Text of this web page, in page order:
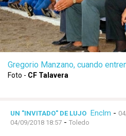
Gregorio Manzano, cuando
Foto - CF Talavera
UN "INVITADO" DE LUJO Enclm -
04/09/2018 18:57 - Toledo